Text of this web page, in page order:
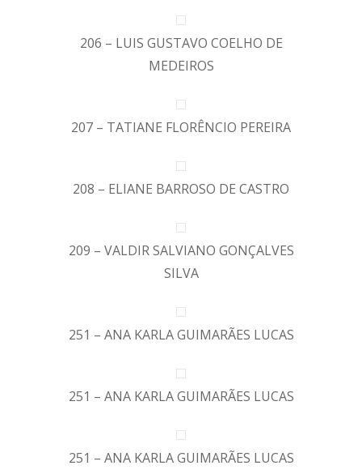
206 – LUIS GUSTAVO COELHO DE
MEDEIROS
207 – TATIANE FLORÊNCIO PEREIRA
208 – ELIANE BARROSO DE CASTRO
209 – VALDIR SALVIANO GONÇALVES
SILVA
251 – ANA KARLA GUIMARÃES LUCAS
251 – ANA KARLA GUIMARÃES LUCAS
251 – ANA KARLA GUIMARÃES LUCAS